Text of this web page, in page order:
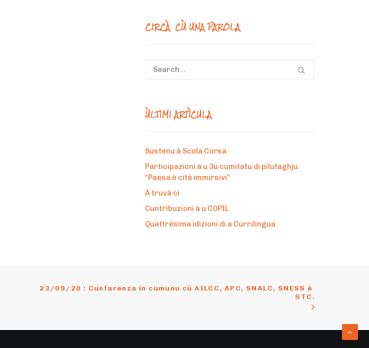
CIRCÀ CÙ UNA PAROLA
ÙLTIMI ARTÌCULA
Sustenu à Scola Corsa
Participazioni à u 3u cumitatu di pilutaghju
“Paesa è cità immirsivi”
À truvà ci
Cuntribuzioni à u COPIL
Quattrèsima idizioni di a Currilingua
23/09/20 : Cunfarenza in cumunu cù AILCC, APC, SNALC, SNESS è
STC.